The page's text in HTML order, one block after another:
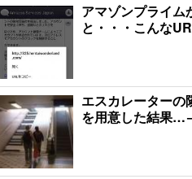
アマゾンプライム
と・・・こんな
エスカレーターの
を用意した結果